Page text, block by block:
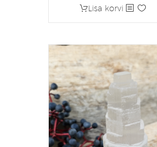
hind
hind
Lisa korvi